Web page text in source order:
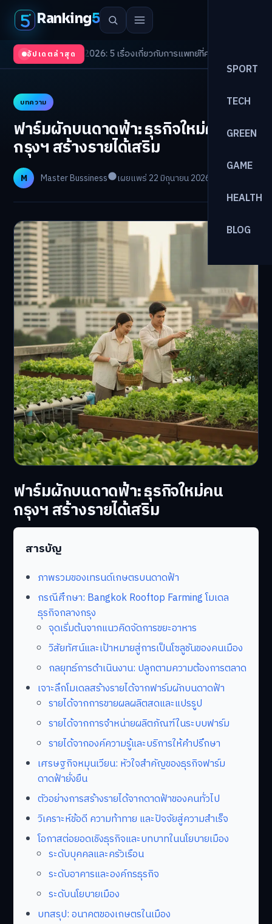
Ranking5
SPORT
TECH
GREEN
GAME
HEALTH
BLOG
อัปเดตล่าสุด
2026: 5 เรื่องเกี่ยวกับการแพทย์ที่ควรรู้/ดอกเบี้ยขาขึ้นรอบใหม่! จั
บทความ
ฟาร์มผักบนดาดฟ้า: ธุรกิจใหม่คน
กรุงฯ สร้างรายได้เสริม
M Master Bussiness เผยแพร่ 22 มิถุนายน 2026
ฟาร์มผักบนดาดฟ้า: ธุรกิจใหม่คน
กรุงฯ สร้างรายได้เสริม
สารบัญ
ภาพรวมของเทรนด์เกษตรบนดาดฟ้า
กรณีศึกษา: Bangkok Rooftop Farming โมเดล
ธุรกิจกลางกรุง
จุดเริ่มต้นจากแนวคิดจัดการขยะอาหาร
วิสัยทัศน์และเป้าหมายสู่การเป็นโซลูชันของคนเมือง
กลยุทธ์การดำเนินงาน: ปลูกตามความต้องการตลาด
เจาะลึกโมเดลสร้างรายได้จากฟาร์มผักบนดาดฟ้า
รายได้จากการขายผลผลิตสดและแปรรูป
รายได้จากการจำหน่ายผลิตภัณฑ์ในระบบฟาร์ม
รายได้จากองค์ความรู้และบริการให้คำปรึกษา
เศรษฐกิจหมุนเวียน: หัวใจสำคัญของธุรกิจฟาร์ม
ดาดฟ้ายั่งยืน
ตัวอย่างการสร้างรายได้จากดาดฟ้าของคนทั่วไป
วิเคราะห์ข้อดี ความท้าทาย และปัจจัยสู่ความสำเร็จ
โอกาสต่อยอดเชิงธุรกิจและบทบาทในนโยบายเมือง
ระดับบุคคลและครัวเรือน
ระดับอาคารและองค์กรธุรกิจ
ระดับนโยบายเมือง
บทสรุป: อนาคตของเกษตรในเมือง